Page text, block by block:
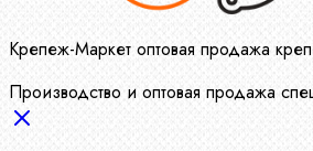
Крепеж-Маркет оптовая продажа
Производство и оптовая продажа